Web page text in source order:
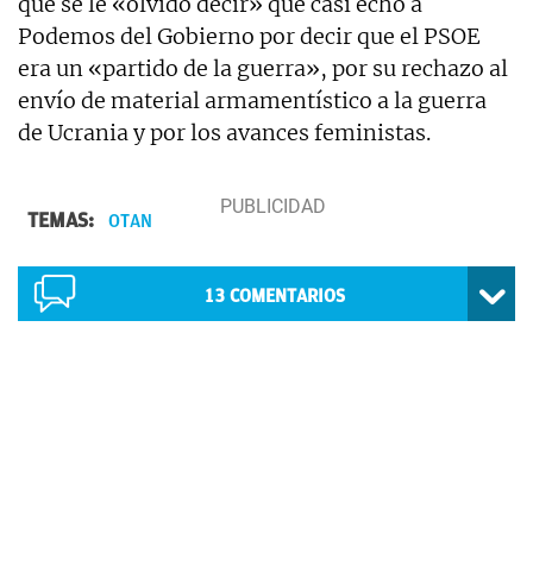
Podemos del Gobierno por decir que el PSOE
era un «partido de la guerra», por su rechazo al
envío de material armamentístico a la guerra
de Ucrania y por los avances feministas.
TEMAS: OTAN
13 COMENTARIOS